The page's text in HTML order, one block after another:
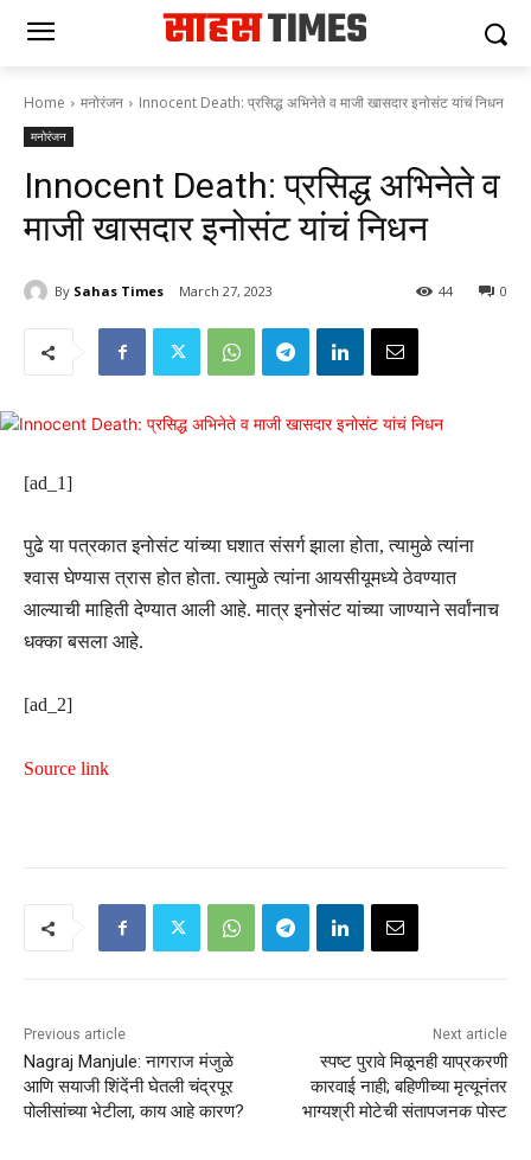
Home मनोरंजन Innocent Death: प्रसिद्ध अभिनेते व माजी खासदार इनोसंट यांचं निधन
मनोरंजन
Innocent Death: प्रसिद्ध अभिनेते व
माजी खासदार इनोसंट यांचं निधन
By Sahas Times March 27, 2023 0
44
[ad_1]
पुढे या पत्रकात इनोसंट यांच्या घशात संसर्ग झाला होता, त्यामुळे त्यांना
श्वास घेण्यास त्रास होत होता. त्यामुळे त्यांना आयसीयूमध्ये ठेवण्यात
आल्याची माहिती देण्यात आली आहे. मात्र इनोसंट यांच्या जाण्याने सर्वांनाच
धक्का बसला आहे.
[ad_2]
Source link
Previous article
Nagraj Manjule: नागराज मंजुळे
आणि सयाजी शिंदेंनी घेतली चंद्रपूर
पोलीसांच्या भेटीला, काय आहे कारण?
Next article
स्पष्ट पुरावे मिळूनही याप्रकरणी
कारवाई नाही; बहिणीच्या मृत्यूनंतर
भाग्यश्री मोटेची संतापजनक पोस्ट